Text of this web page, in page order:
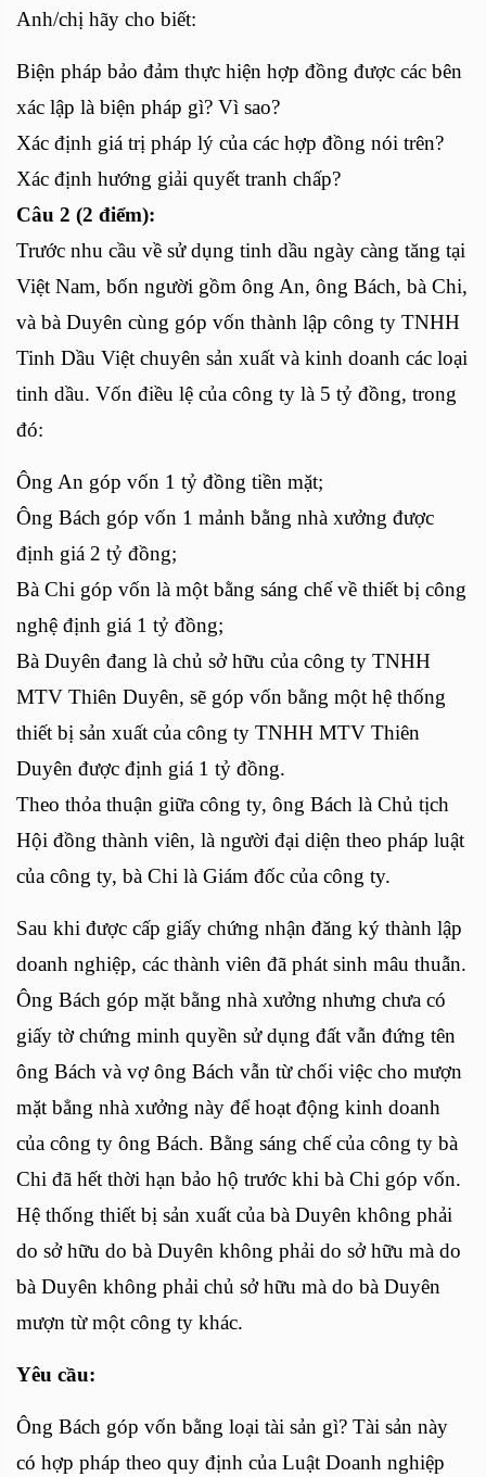
Anh/chị hãy cho biết:
Biện pháp bảo đảm thực hiện hợp đồng được các bên
xác lập là biện pháp gì? Vì sao?
Xác định giá trị pháp lý của các hợp đồng nói trên?
Xác định hướng giải quyết tranh chấp?
Câu 2 (2 điểm):
Trước nhu cầu về sử dụng tinh dầu ngày càng tăng tại
Việt Nam, bốn người gồm ông An, ông Bách, bà Chi,
và bà Duyên cùng góp vốn thành lập công ty TNHH
Tinh Dầu Việt chuyên sản xuất và kinh doanh các loại
tinh dầu. Vốn điều lệ của công ty là 5 tỷ đồng, trong
đó:
Ông An góp vốn 1 tỷ đồng tiền mặt;
Ông Bách góp vốn 1 mảnh bằng nhà xưởng được
định giá 2 tỷ đồng;
Bà Chi góp vốn là một bằng sáng chế về thiết bị công
nghệ định giá 1 tỷ đồng;
Bà Duyên đang là chủ sở hữu của công ty TNHH
MTV Thiên Duyên, sẽ góp vốn bằng một hệ thống
thiết bị sản xuất của công ty TNHH MTV Thiên
Duyên được định giá 1 tỷ đồng.
Theo thỏa thuận giữa công ty, ông Bách là Chủ tịch
Hội đồng thành viên, là người đại diện theo pháp luật
của công ty, bà Chi là Giám đốc của công ty.
Sau khi được cấp giấy chứng nhận đăng ký thành lập
doanh nghiệp, các thành viên đã phát sinh mâu thuẫn.
Ông Bách góp mặt bằng nhà xưởng nhưng chưa có
giấy tờ chứng minh quyền sử dụng đất vẫn đứng tên
ông Bách và vợ ông Bách vẫn từ chối việc cho mượn
mặt bẳng nhà xưởng này để hoạt động kinh doanh
của công ty ông Bách. Bằng sáng chế của công ty bà
Chi đã hết thời hạn bảo hộ trước khi bà Chi góp vốn.
Hệ thống thiết bị sản xuất của bà Duyên không phải
do sở hữu do bà Duyên không phải do sở hữu mà do
bà Duyên không phải chủ sở hữu mà do bà Duyên
mượn từ một công ty khác.
Yêu cầu:
Ông Bách góp vốn bằng loại tài sản gì? Tài sản này
có hợp pháp theo quy định của Luật Doanh nghiệp